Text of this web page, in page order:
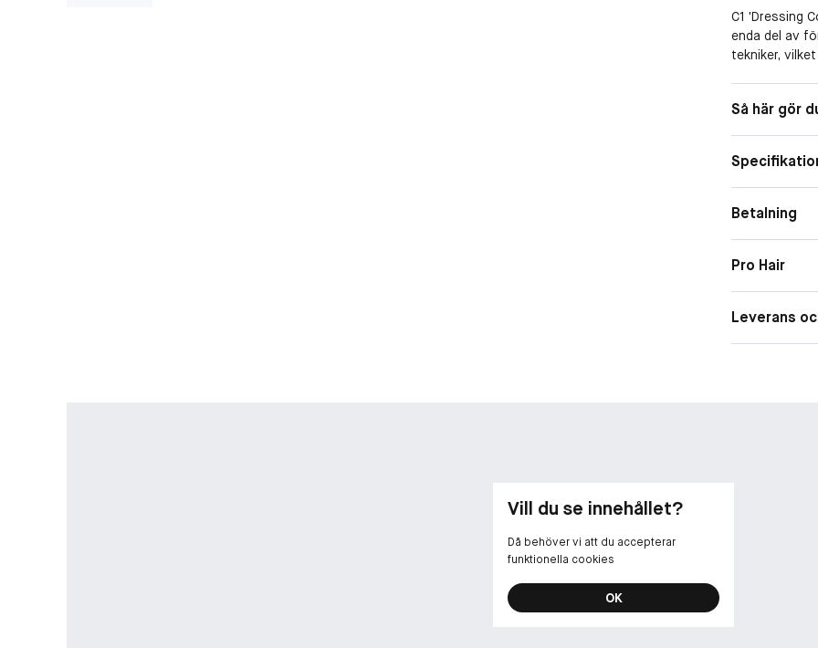
C1 'Dressing
enda del av
tekniker,
Den
och en sida
HÅRTYP
Alla hårtyper.
Så här gör
Betalning
Pro Hair
Leverans
Vill du se innehållet?
Då behöver vi att du accepterar
funktionella cookies
OK